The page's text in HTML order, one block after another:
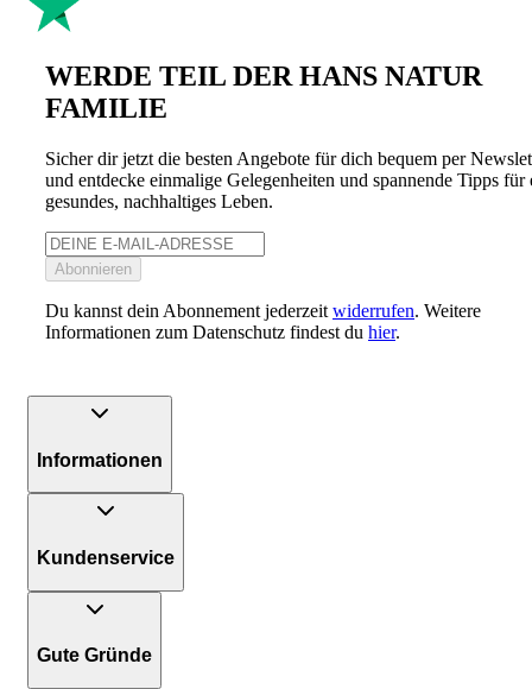
WERDE TEIL DER HANS NATUR
FAMILIE
Sicher dir jetzt die besten Angebote für dich bequem per
und entdecke einmalige Gelegenheiten und spannende Tipps für
gesundes, nachhaltiges Leben.
Abonnieren
Du kannst dein Abonnement jederzeit widerrufen. Weitere
Informationen zum Datenschutz findest du hier.
Informationen
Kundenservice
Gute Gründe